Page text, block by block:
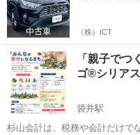
（株）ICT
「親子でつ
ゴ®シリア
袋井駅
杉山会計は、税務や会計だけで